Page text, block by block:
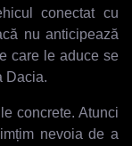
conectat cu
nu anticipează
care le aduce se
Dacia.
concrete. Atunci
nevoia de a